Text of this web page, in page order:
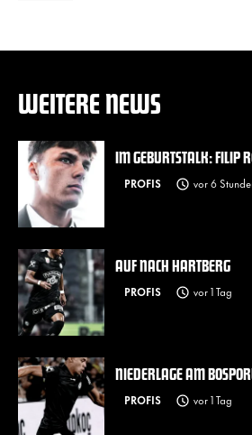
WEITERE NEWS
IM GEBURTSTALK: FILIP
PROFIS vor 6
AUF NACH HARTBERG
PROFIS vor 1 Tag
NIEDERLAGE AM
PROFIS vor 1 Tag